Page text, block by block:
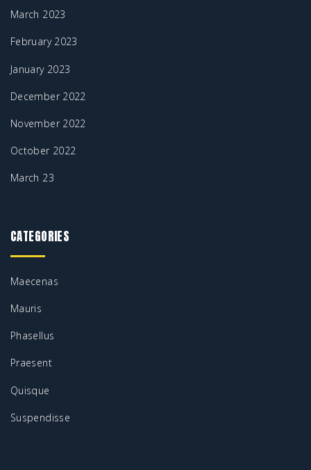
March 2023
February 2023
January 2023
December 2022
November 2022
October 2022
March 23
CATEGORIES
Maecenas
Mauris
Phasellus
Praesent
Quisque
Suspendisse